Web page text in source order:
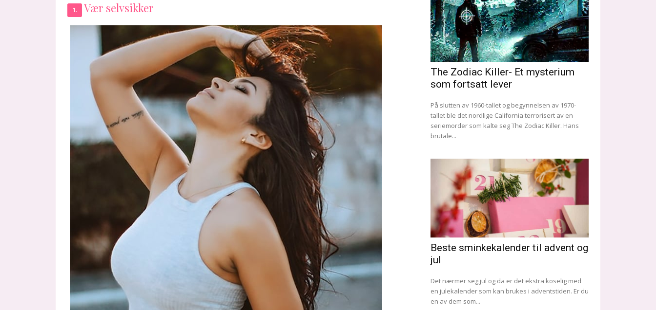
1. Vær selvsikker
The Zodiac Killer- Et mysterium
som fortsatt lever
På slutten av 1960-tallet og begynnelsen av 1970-
tallet ble det nordlige California terrorisert av en
seriemorder som kalte seg The Zodiac Killer. Hans
brutale...
Beste sminkekalender til advent og
jul
Det nærmer seg jul og da er det ekstra koselig med
en julekalender som kan brukes i adventstiden. Er du
en av dem som...